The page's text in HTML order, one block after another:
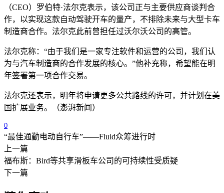
（CEO）罗伯特·法尔克表示，该公司正与主要供应商谈判合
作，以实现这款自动驾驶开车的量产，不排除未来与大型卡车
制造商合作。法尔克此前曾担任过沃尔沃公司的高管。
法尔克称：“由于我们是一家专注软件和运营的公司，我们认
为与汽车制造商的合作发展的核心。”他补充称，希望能在明
年签署第一项合作交易。
法尔克还表示，明年将申请更多公共路线的许可，并计划在美
国扩展业务。（澎湃新闻）
0
“最佳通勤电动自行车”——Fluid众筹进行时
上一篇
福布斯：Bird等共享滑板车公司的可持续性受质疑
下一篇